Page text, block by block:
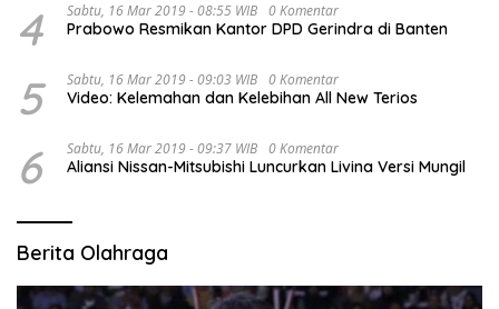
4 Sabtu, 16 Mar 2019 - 08:55 WIB 0 Komentar
Prabowo Resmikan Kantor DPD Gerindra di Banten
5 Sabtu, 16 Mar 2019 - 09:03 WIB 0 Komentar
Video: Kelemahan dan Kelebihan All New Terios
6 Sabtu, 16 Mar 2019 - 09:37 WIB 0 Komentar
Aliansi Nissan-Mitsubishi Luncurkan Livina Versi Mungil
Berita Olahraga